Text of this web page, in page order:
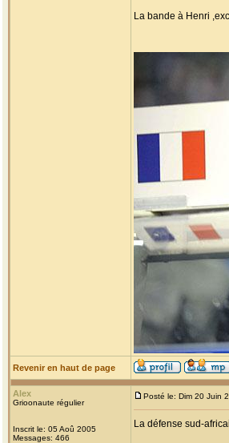
La bande à Henri
Revenir en haut de page
Alex
Grioonaute régulier
Inscrit le: 05 Aoû 2005
Messages: 466
Posté le: Dim 20 Juin
La défense sud-